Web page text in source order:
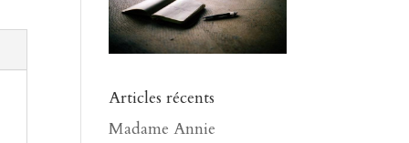
Articles récents
Madame Annie